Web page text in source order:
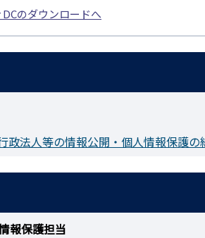
のダウンロードへ
政法人等の情報公開・個人情報保護の
報保護担当